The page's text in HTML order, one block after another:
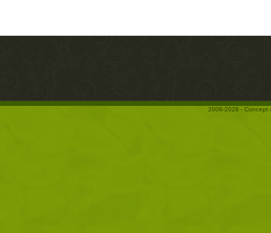
2006-2026 - Concept